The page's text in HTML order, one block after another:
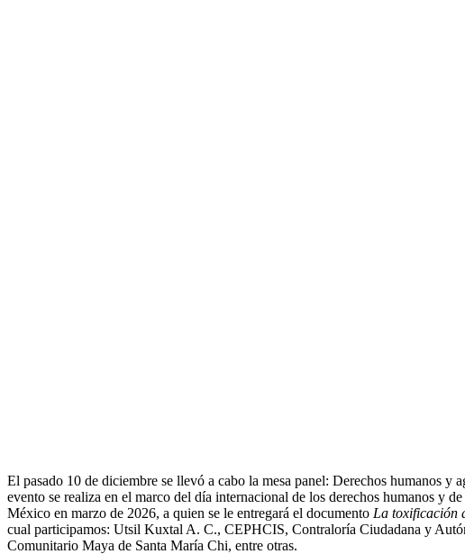
El pasado 10 de diciembre se llevó a cabo la mesa panel: Derechos humanos
evento se realiza en el marco del día internacional de los derechos humanos y
México en marzo de 2026, a quien se le entregará el documento La toxificación
cual participamos: Utsil Kuxtal A. C., CEPHCIS, Contraloría Ciudadana y
Comunitario Maya de Santa María Chi, entre otras.